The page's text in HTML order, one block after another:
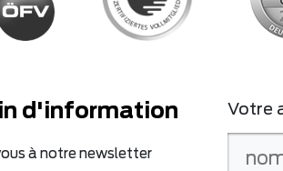
d'information
à notre newsletter
Votre